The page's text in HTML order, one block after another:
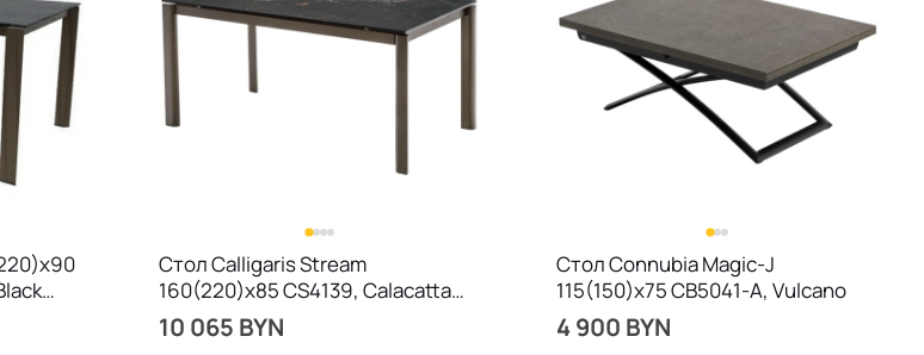
Стол Calligaris Stream
160(220)х85 CS4139, Calacatta
Black
10 065 BYN
Стол Connubia Magic-J
115(150)х75 CB5041-A, Vulcano
4 900 BYN